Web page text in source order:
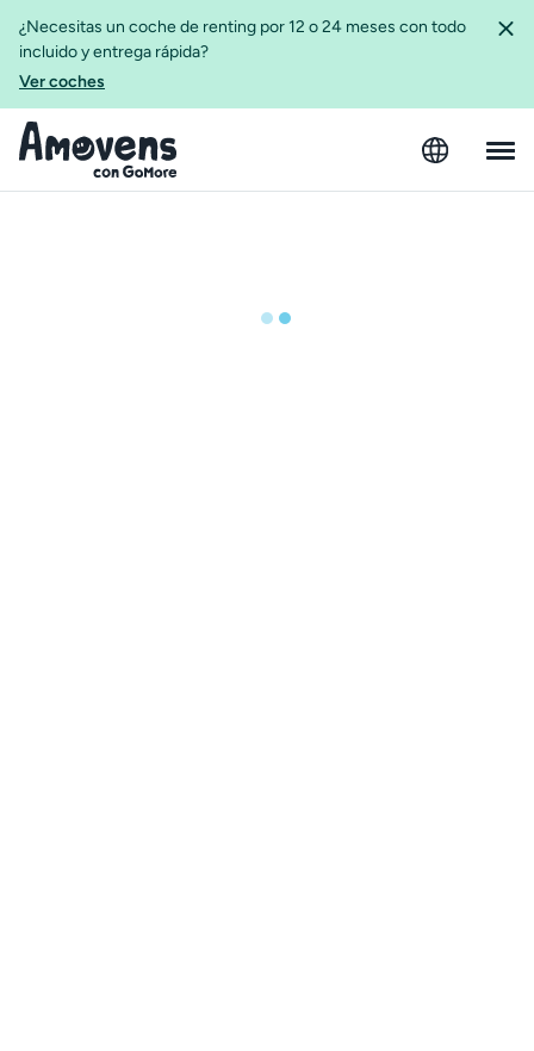
¿Necesitas un coche de renting por 12 o 24 meses con todo
incluido y entrega rápida?
Ver coches